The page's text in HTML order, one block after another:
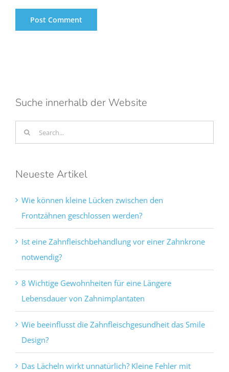
Suche innerhalb der Website
Search
for:
Neueste Artikel
Wie können kleine Lücken zwischen den
Frontzähnen geschlossen werden?
Ist eine Zahnfleischbehandlung vor einer Zahnkrone
notwendig?
8 Wichtige Gewohnheiten für eine Längere
Lebensdauer von Zahnimplantaten
Wie beeinflusst die Zahnfleischgesundheit das Smile
Design?
Das Lächeln wirkt unnatürlich? Kleine Fehler mit